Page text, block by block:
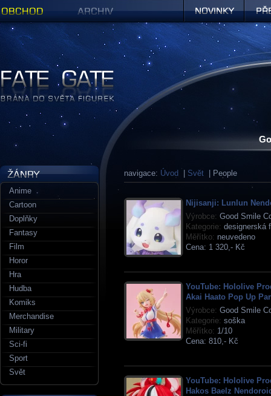
navigace: Úvod Svět | People
Nijisanji: Lunlun
Výrobce: Good Smile
Kategorie: designerská
Měřítko: neuvedeno
Cena: 1 320,- Kč
YouTube: Hololive
Akai Haato Pop Up
Výrobce: Good Smile
Kategorie: soška
Měřítko: 1/10
Cena: 810,- Kč
YouTube: Hololive
Hakos Baelz
Anime
Cartoon
Doplňky
Fantasy
Film
Horor
Hra
Hudba
Komiks
Merchandise
Military
Sci-fi
Sport
Svět
Figurky a sošky | Fate Gate